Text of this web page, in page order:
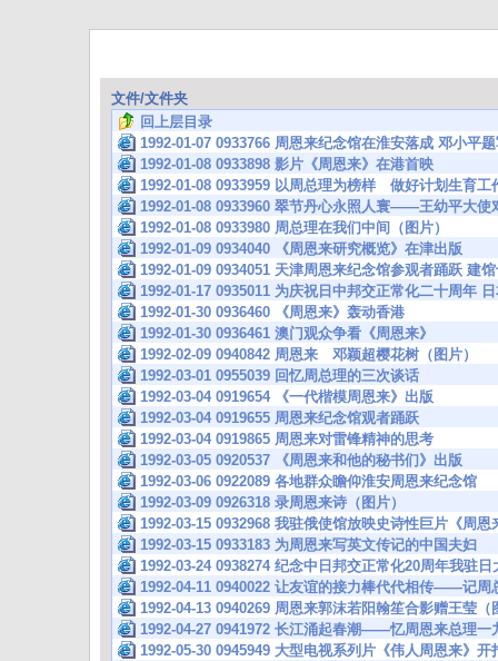
文件/文件夹
回上层目录
1992-01-07 0933766 周恩来纪念馆在淮安落成 邓小平
1992-01-08 0933898 影片《周恩来》在港首映
1992-01-08 0933959 以周总理为榜样 做好计划生育工
1992-01-08 0933960 翠节丹心永照人寰——王幼平大使
1992-01-08 0933980 周总理在我们中间（图片）
1992-01-09 0934040 《周恩来研究概览》在津出版
1992-01-09 0934051 天津周恩来纪念馆参观者踊跃 建
1992-01-17 0935011 为庆祝日中邦交正常化二十周年
1992-01-30 0936460 《周恩来》轰动香港
1992-01-30 0936461 澳门观众争看《周恩来》
1992-02-09 0940842 周恩来 邓颖超樱花树（图片）
1992-03-01 0955039 回忆周总理的三次谈话
1992-03-04 0919654 《一代楷模周恩来》出版
1992-03-04 0919655 周恩来纪念馆观者踊跃
1992-03-04 0919865 周恩来对雷锋精神的思考
1992-03-05 0920537 《周恩来和他的秘书们》出版
1992-03-06 0922089 各地群众瞻仰淮安周恩来纪念馆
1992-03-09 0926318 录周恩来诗（图片）
1992-03-15 0932968 我驻俄使馆放映史诗性巨片《周
1992-03-15 0933183 为周恩来写英文传记的中国夫妇
1992-03-24 0938274 纪念中日邦交正常化20周年我驻
1992-04-11 0940022 让友谊的接力棒代代相传——记周
1992-04-13 0940269 周恩来郭沫若阳翰笙合影赠王莹（
1992-04-27 0941972 长江涌起春潮——忆周恩来总理一
1992-05-30 0945949 大型电视系列片《伟人周恩来》开